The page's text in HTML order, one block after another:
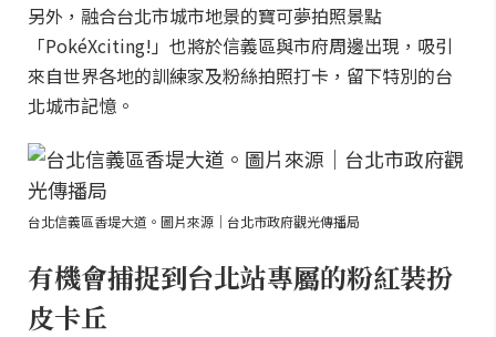
另外，融合台北市城市地景的寶可夢拍照景點
「PokéXciting!」也將於信義區與市府周邊出現，吸引
來自世界各地的訓練家及粉絲拍照打卡，留下特別的台
北城市記憶。
台北信義區香堤大道。圖片來源｜台北市政府觀光傳播局
有機會捕捉到台北站專屬的粉紅裝扮
皮卡丘